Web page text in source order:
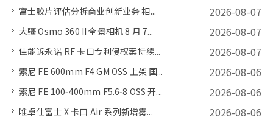
富士胶片评估分拆商业创新业务 相... 2026-08-07
大疆 Osmo 360 II 全景相机 8 月 7... 2026-08-07
佳能诉永诺 RF 卡口专利侵权案持续... 2026-08-07
索尼 FE 600mm F4 GM OSS 上架 国... 2026-08-06
索尼 FE 100‑400mm F5.6‑8 OSS 开... 2026-08-06
唯卓仕富士 X 卡口 Air 系列新增雾... 2026-08-06